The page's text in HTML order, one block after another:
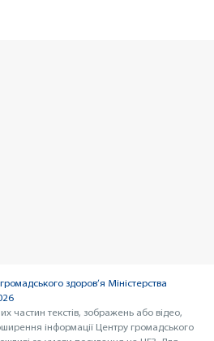
здоров’я Міністерства
частин текстів, зображень або відео,
інформації Центру громадського